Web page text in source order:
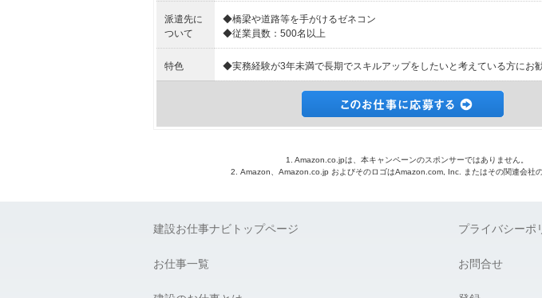
派遣先に
ついて
◆橋梁や道路等を手がけるゼネコン
◆従業員数：500名以上
特色 ◆実務経験が3年未満で長期でスキルアップをしたいと考えている方にお
1. Amazon.co.jpは、本キャンペーンのスポンサーではありません。
2. Amazon、Amazon.co.jp およびそのロゴはAmazon.com, Inc. またはその関連会社の
建設お仕事ナビトップページ
お仕事一覧
プライバシーポ
お問合せ